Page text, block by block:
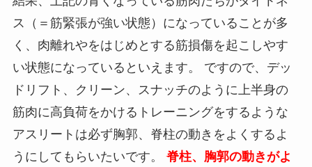
ス（＝筋緊張が強い状態）になっていることが多
く、肉離れやをはじめとする筋損傷を起こしやす
い状態になっているといえます。 ですので、デッ
ドリフト、クリーン、スナッチのように上半身の
筋肉に高負荷をかけるトレーニングをするような
アスリートは必ず胸郭、脊柱の動きをよくするよ
うにしてもらいたいです。脊柱、胸郭の動きがよ